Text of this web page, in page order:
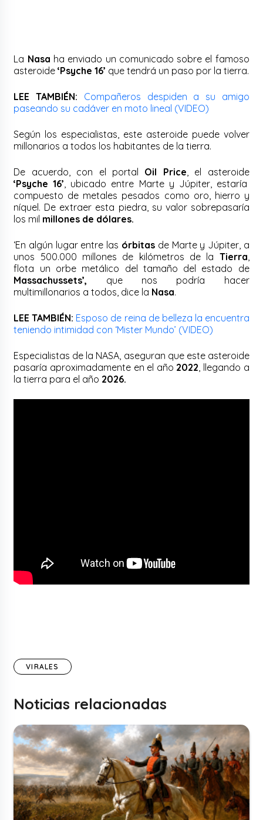
La Nasa ha enviado un comunicado sobre el famoso
asteroide‘Psyche 16’ que tendrá un paso por la tierra.
LEE TAMBIÉN: Compañeros despiden a su amigo
paseando su cadáver en moto lineal (VIDEO)
Según los especialistas, este asteroide puede volver
millonarios a todos los habitantes de la tierra.
De acuerdo, con el portal Oil Price , el asteroide
‘Psyche 16’ , ubicado entre Marte y Júpiter, estaría
compuesto de metales pesados como oro, hierro y
níquel. De extraer esta piedra, su valor sobrepasaría
los mil millones de dólares.
‘En algún lugar entre las órbitas de Marte y Júpiter, a
unos 500.000 millones de kilómetros de la Tierra
flota un orbe metálico del tamaño del estado de
Massachussets’, que nos podría hacer
multimillonarios a todos, dice la Nasa.
LEE TAMBIÉN: Esposo de reina de belleza la encuentra
teniendo intimidad con ‘Mister Mundo’ (VIDEO)
Especialistas de la NASA, aseguran que este asteroide
pasaría aproximadamente en el año 2022 , llegando a
la tierra para el año 2026.
VIRALES
Noticias relacionadas